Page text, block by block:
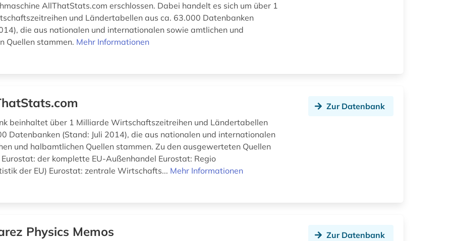
AllThatStats.com erschlossen. Dabei handelt es sich um über 1
und Ländertabellen aus ca. 63.000 Datenbanken
die aus nationalen und internationalen sowie amtlichen und
Quellen stammen. Mehr Informationen
beinhaltet über 1 Milliarde Wirtschaftszeitreihen und Ländertabellen
Datenbanken (Stand: Juli 2014), die aus nationalen und internationalen
und halbamtlichen Quellen stammen. Zu den ausgewerteten Quellen
Eurostat: der komplette EU-Außenhandel Eurostat: Regio
der EU) Eurostat: zentrale Wirtschafts... Mehr Informationen
Zur Datenbank
Physics Memos Zur Datenbank